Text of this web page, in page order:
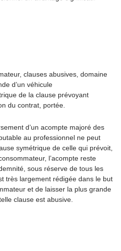
clauses abusives, domaine
d’un véhicule
de la clause prévoyant
du contrat, portée.
d’un acompte majoré des
au professionnel ne peut
symétrique de celle qui prévoit,
l’acompte reste
sous réserve de tous les
très largement rédigée dans le but
et de laisser la plus grande
clause est abusive.